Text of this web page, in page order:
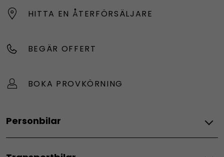
HITTA EN ÅTERFÖRSÄLJARE
BEGÄR OFFERT
BOKA PROVKÖRNING
Personbilar